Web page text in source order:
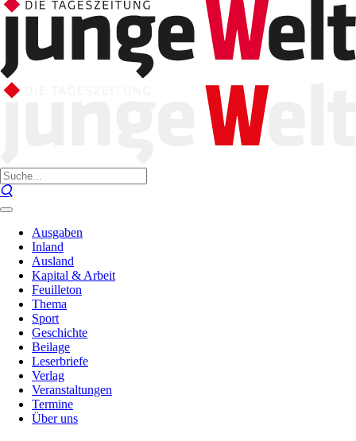
Ausgaben
Inland
Ausland
Kapital & Arbeit
Feuilleton
Thema
Sport
Geschichte
Beilage
Leserbriefe
Verlag
Veranstaltungen
Termine
Über uns